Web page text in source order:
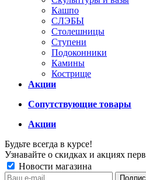
Кашпо
СЛЭБЫ
Столешницы
Ступени
Подоконники
Камины
Кострище
Акции
Сопутствующие товары
Акции
Будьте всегда в курсе!
Узнавайте о скидках и акциях
Новости магазина